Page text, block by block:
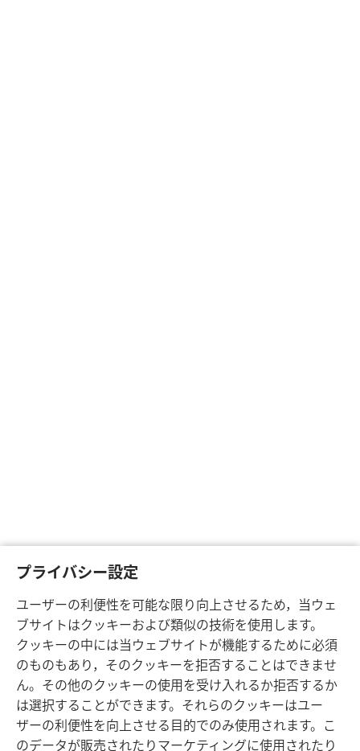
プライバシー設定
ユーザーの利便性を可能な限り向上させるため，当ウェ
ブサイトはクッキーおよび類似の技術を使用します。
クッキーの中には当ウェブサイトが機能するために必須
のものもあり，そのクッキーを拒否することはできませ
ん。その他のクッキーの使用を受け入れるか拒否するか
は選択することができます。それらのクッキーはユー
ザーの利便性を向上させる目的でのみ使用されます。こ
のデータが販売されたりマーケティングに使用されたり